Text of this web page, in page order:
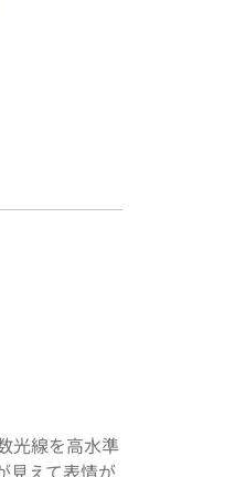
光線を高水準
見えて表情が